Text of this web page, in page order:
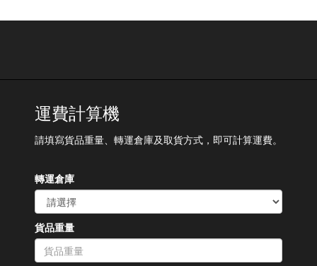
運費計算機
請填寫貨品重量、轉運倉庫及取貨方式，即可計算運費。
轉運倉庫
貨品重量